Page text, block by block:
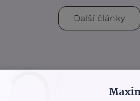
Další články